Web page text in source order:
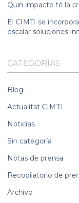
Quin impacte té la
El CIMTI se
escalar soluciones
CATEGORÍAS
Blog
Actualitat CIMTI
Noticias
Sin categoría
Notas de prensa
Recopilatorio de
Archivo